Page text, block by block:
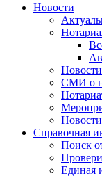
Новости
СМИ о
Справочная
Поиск
Единая